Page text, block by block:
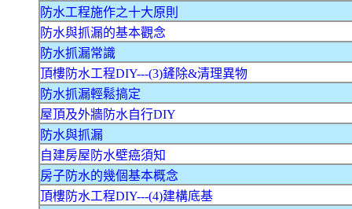
防水工程施作之十大原則
防水與抓漏的基本觀念
防水抓漏常識
頂樓防水工程DIY---(3)鏟除&清理異物
防水抓漏輕鬆搞定
屋頂及外牆防水自行DIY
防水與抓漏
自建房屋防水壁癌須知
房子防水的幾個基本概念
頂樓防水工程DIY---(4)建構底基